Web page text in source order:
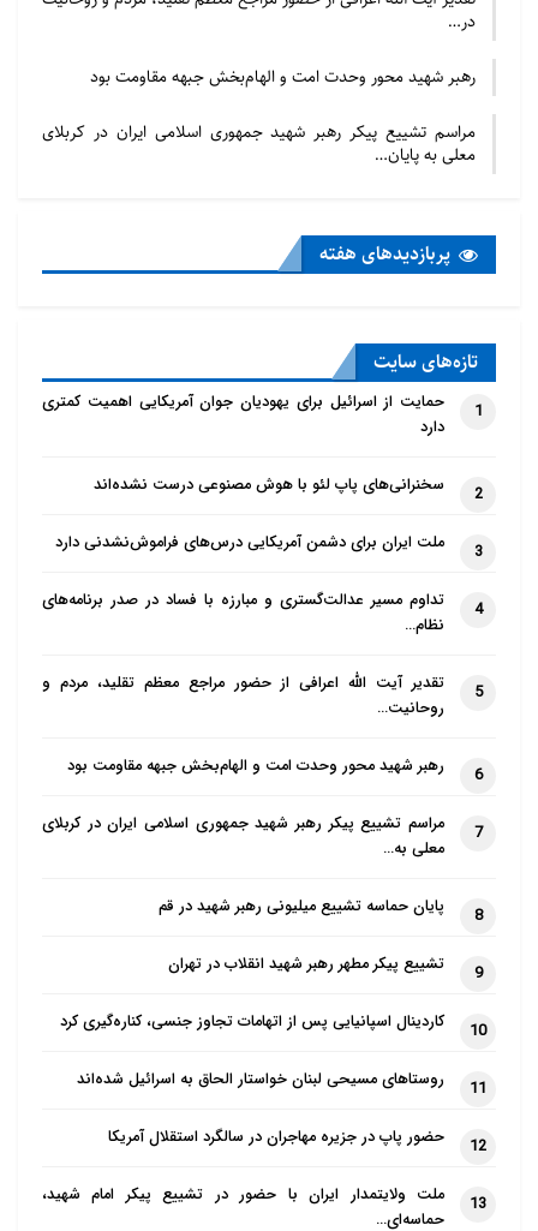
در…
رهبر شهید محور وحدت امت و الهام‌بخش جبهه مقاومت بود
مراسم تشییع پیکر رهبر شهید جمهوری اسلامی ایران در کربلای
معلی به پایان…
پربازدید‌های هفته
تازه‌‌های سایت
1
حمایت از اسرائیل برای یهودیان جوان آمریکایی اهمیت کمتری
دارد
2 سخنرانی‌های پاپ لئو با هوش مصنوعی درست نشده‌اند
3 ملت ایران برای دشمن آمریکایی درس‌های فراموش‌نشدنی دارد
4
تداوم مسیر عدالت‌گستری و مبارزه با فساد در صدر برنامه‌های
نظام…
5
تقدیر آیت الله اعرافی از حضور مراجع معظم تقلید، مردم و
روحانیت…
6 رهبر شهید محور وحدت امت و الهام‌بخش جبهه مقاومت بود
7
مراسم تشییع پیکر رهبر شهید جمهوری اسلامی ایران در کربلای
معلی به…
8 پایان حماسه تشییع میلیونی رهبر شهید در قم
9 تشییع پیکر مطهر رهبر شهید انقلاب در تهران
10 کاردینال اسپانیایی پس از اتهامات تجاوز جنسی، کناره‌گیری کرد
11 روستاهای مسیحی لبنان خواستار الحاق به اسرائیل شده‌اند
12 حضور پاپ در جزیره مهاجران در سالگرد استقلال آمریکا
13
ملت ولایتمدار ایران با حضور در تشییع پیکر امام شهید،
حماسه‌ای…